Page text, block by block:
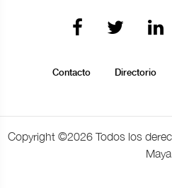
Contacto Directorio
Copyright ©2026 Todos los
Maya